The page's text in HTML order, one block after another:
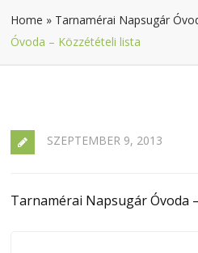
Home » Tarnamérai Napsugár
Óvoda – Közzétételi lista
SZEPTEMBER 9, 2013
Tarnamérai Napsugár Óvoda